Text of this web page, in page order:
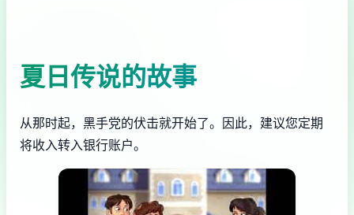
夏日传说的故事
从那时起，黑手党的伏击就开始了。因此，建议您定期
将收入转入银行账户。